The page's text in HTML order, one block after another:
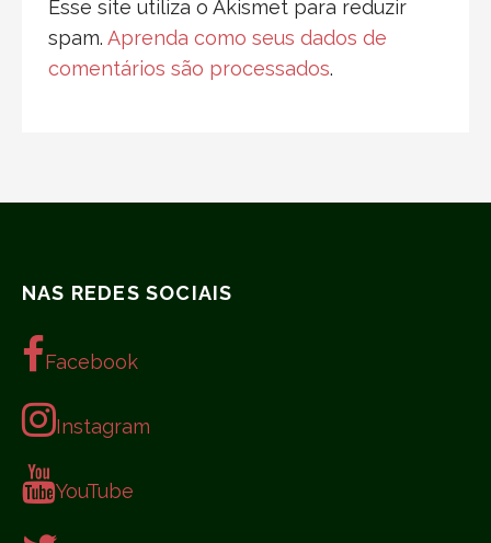
Esse site utiliza o Akismet para reduzir
spam. Aprenda como seus dados de
comentários são processados.
NAS REDES SOCIAIS
Facebook
Instagram
YouTube